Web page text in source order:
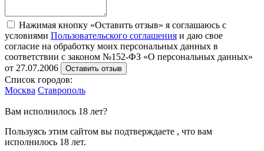
Нажимая кнопку «Оставить отзыв» я соглашаюсь с
условиями Пользовательского соглашения и даю свое
согласие на обработку моих персональных данных в
соответствии с законом №152-ФЗ «О персональных данных»
от 27.07.2006
Оставить отзыв
Список городов:
Москва Ставрополь
Вам исполнилось 18 лет?
Пользуясь этим сайтом вы подтверждаете , что вам
исполнилось 18 лет.